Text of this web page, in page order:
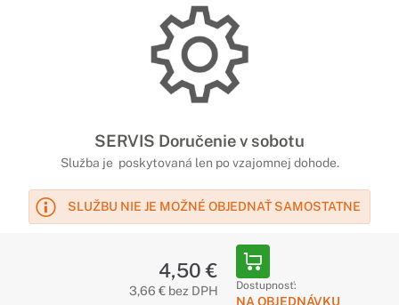
SERVIS Doručenie v sobotu
Služba je poskytovaná len po vzajomnej dohode.
SLUŽBU NIE JE MOŽNÉ OBJEDNAŤ SAMOSTATNE
4,50 €
3,66 € bez DPH Dostupnosť:
NA OBJEDNÁVKU